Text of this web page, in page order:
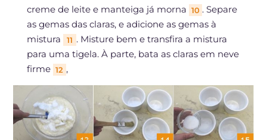
creme de leite e manteiga já morna 10 . Separe
as gemas das claras, e adicione as gemas à
mistura
11 . Misture bem e transfira a mistura
para uma tigela. À parte, bata as claras em neve
firme 12 ,